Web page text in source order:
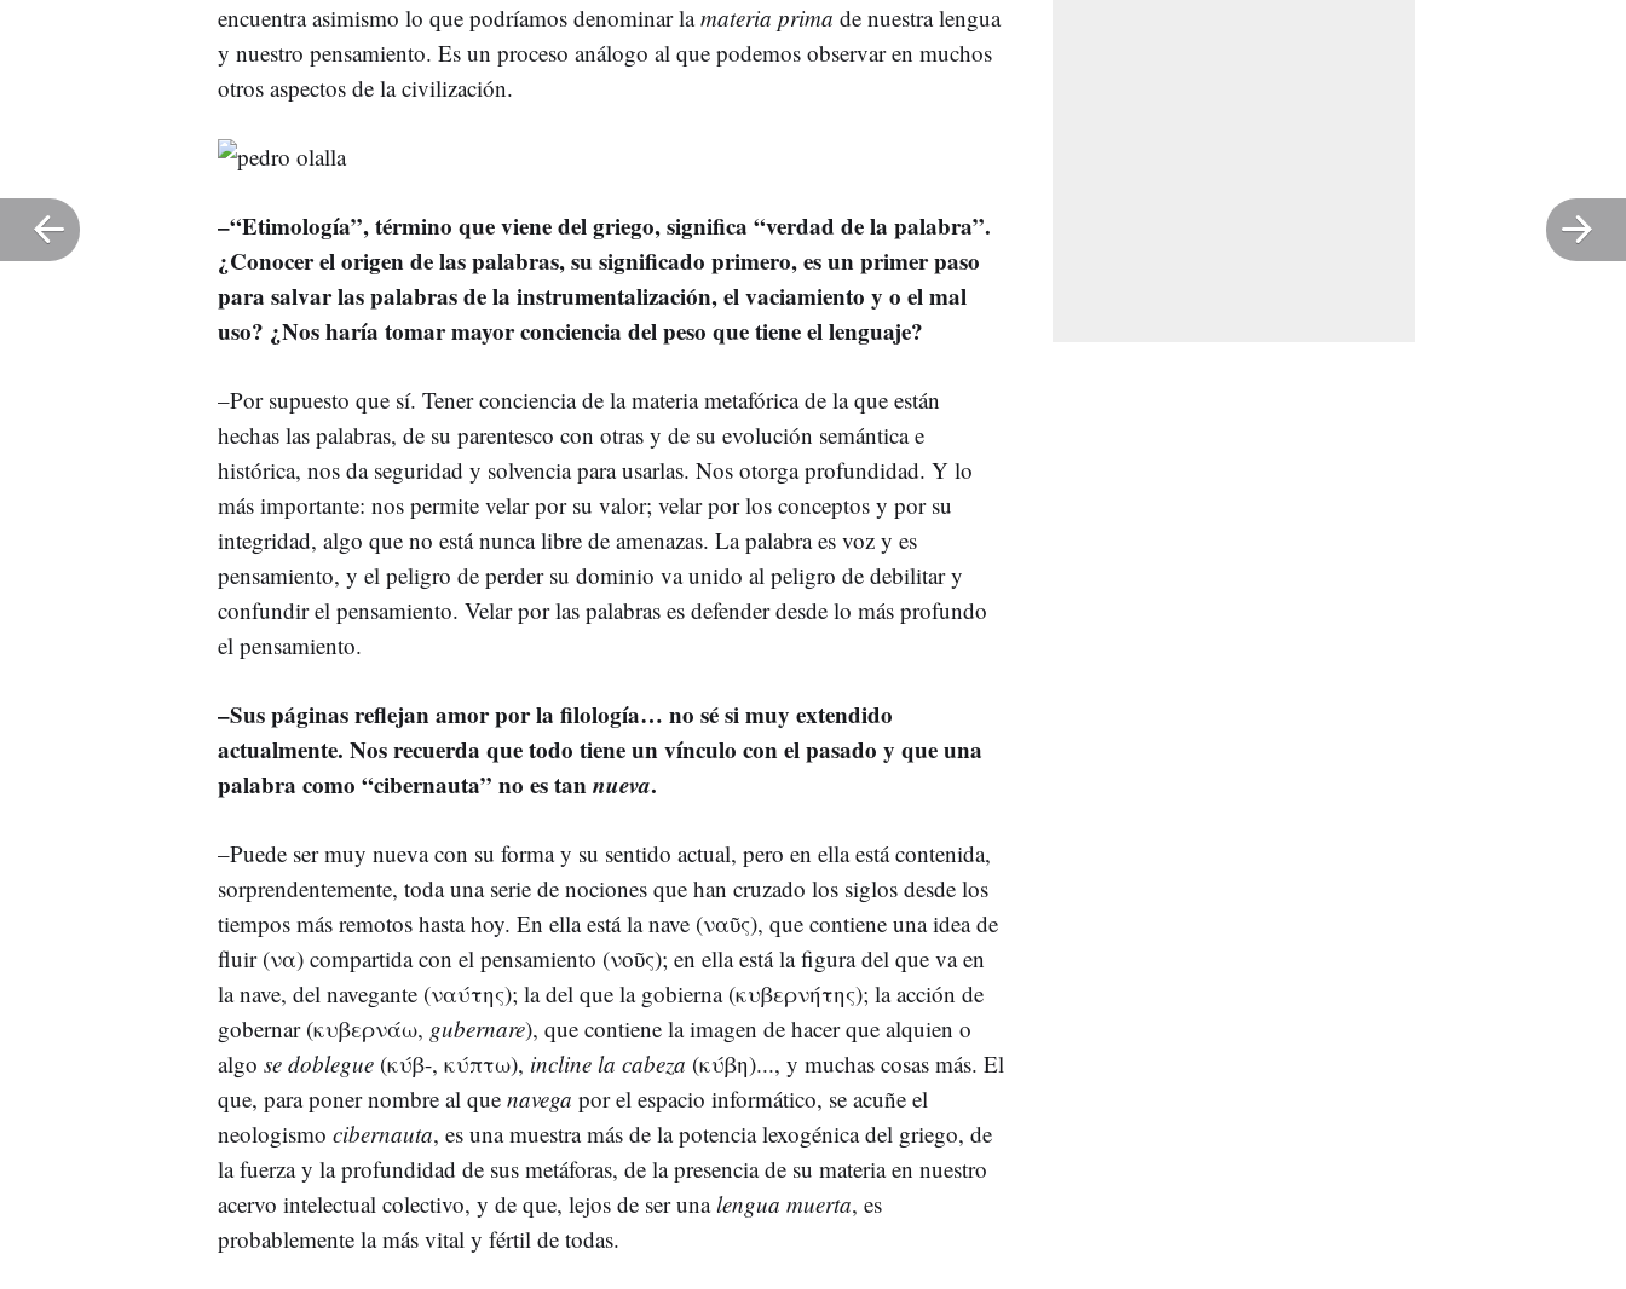
encuentra asimismo lo que podríamos denominar lamateria prima de nuestra lengua
y nuestro pensamiento. Es un proceso análogo al que podemos observar en muchos
otros aspectos de la civilización.
–“Etimología”, término que viene del griego, significa “verdad de la palabra”.
¿Conocer el origen de las palabras, su significado primero, es un primer paso
para salvar las palabras de la instrumentalización, el vaciamiento y o el mal
uso? ¿Nos haría tomar mayor conciencia del peso que tiene el lenguaje?
–Por supuesto que sí. Tener conciencia de la materia metafórica de la que están
hechas las palabras, de su parentesco con otras y de su evolución semántica e
histórica, nos da seguridad y solvencia para usarlas. Nos otorga profundidad. Y lo
más importante: nos permite velar por su valor; velar por los conceptos y por su
integridad, algo que no está nunca libre de amenazas. La palabra es voz y es
pensamiento, y el peligro de perder su dominio va unido al peligro de debilitar y
confundir el pensamiento. Velar por las palabras es defender desde lo más profundo
el pensamiento.
–Sus páginas reflejan amor por la filología… no sé si muy extendido
actualmente. Nos recuerda que todo tiene un vínculo con el pasado y que una
palabra como “cibernauta” no es tannueva.
–Puede ser muy nueva con su forma y su sentido actual, pero en ella está contenida,
sorprendentemente, toda una serie de nociones que han cruzado los siglos desde los
tiempos más remotos hasta hoy. En ella está la nave (ναῦς), que contiene una idea de
fluir (να) compartida con el pensamiento (νοῦς); en ella está la figura del que va en
la nave, del navegante (ναύτης); la del que la gobierna (κυβερνήτης); la acción de
gobernar (κυβερνάω, gubernare), que contiene la imagen de hacer que alquien o
algo se doblegue (κύβ-, κύπτω), incline la cabeza (κύβη)..., y muchas cosas más. El
que, para poner nombre al que navega por el espacio informático, se acuñe el
neologismo cibernauta, es una muestra más de la potencia lexogénica del griego, de
la fuerza y la profundidad de sus metáforas, de la presencia de su materia en nuestro
acervo intelectual colectivo, y de que, lejos de ser unalengua muerta, es
probablemente la más vital y fértil de todas.